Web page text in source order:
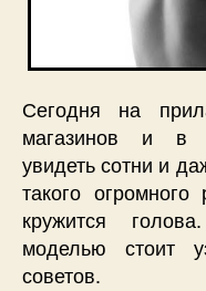
Сегодня на
магазинов и в
увидеть сотни и
такого
кружится
моделью стоит
советов.